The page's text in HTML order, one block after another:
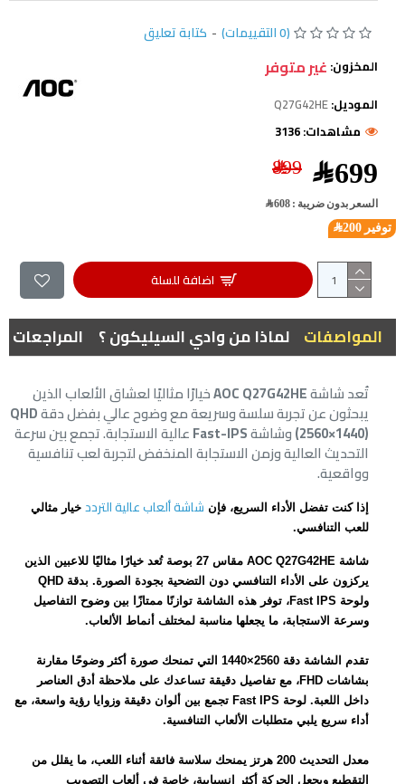
(0 التقييمات) - كتابة تعليق
699﷼ 899﷼
توفير 200﷼
السعر بدون ضريبة : 608﷼
المخزون: غير متوفر
الموديل:Q27G42HE
مشاهدات: 3136
اضافة للسلة
المواصفات لماذا من وادي السيليكون ؟ المراجعات
تُعد شاشةAOC Q27G42HEخيارًا مثاليًا لعشاق الألعاب الذين
يبحثون عن تجربة سلسة وسريعة مع وضوح عالي بفضل دقةQHD
(2560×1440)وشاشةFast-IPSعالية الاستجابة. تجمع بين سرعة
التحديث العالية وزمن الاستجابة المنخفض لتجربة لعب تنافسية
وواقعية.
إذا كنت تفضل الأداء السريع، فإن شاشة ألعاب عالية التردد خيار مثالي
للعب التنافسي.
شاشة AOC Q27G42HE مقاس 27 بوصة تُعد خيارًا مثاليًا للاعبين الذين
يركزون على الأداء التنافسي دون التضحية بجودة الصورة. بدقة QHD
ولوحة Fast IPS، توفر هذه الشاشة توازنًا ممتازًا بين وضوح التفاصيل
وسرعة الاستجابة، ما يجعلها مناسبة لمختلف أنماط الألعاب.
تقدم الشاشة دقة 2560×1440 التي تمنحك صورة أكثر وضوحًا مقارنة
بشاشات FHD، مع تفاصيل دقيقة تساعدك على ملاحظة أدق العناصر
داخل اللعبة. لوحة Fast IPS تجمع بين ألوان دقيقة وزوايا رؤية واسعة، مع
أداء سريع يلبي متطلبات الألعاب التنافسية.
معدل التحديث 200 هرتز يمنحك سلاسة فائقة أثناء اللعب، ما يقلل من
التقطيع ويجعل الحركة أكثر انسيابية، خاصة في ألعاب التصويب